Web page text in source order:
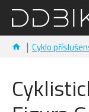
Cyklo